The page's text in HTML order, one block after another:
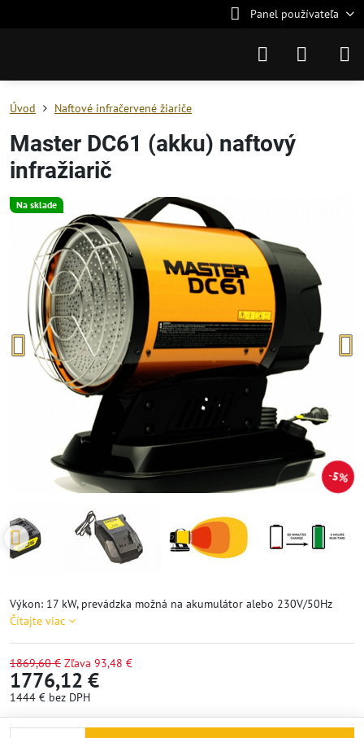
Panel používateľa
Na sklade
5%
Úvod Naftové infračervené žiariče
Master DC61 (akku) naftový
infražiarič
Výkon: 17 kW, prevádzka možná na akumulátor alebo 230V/50Hz
Čítajte viac
1869,60 € Zľava 93,48 €
1776,12 €
1444 € bez DPH